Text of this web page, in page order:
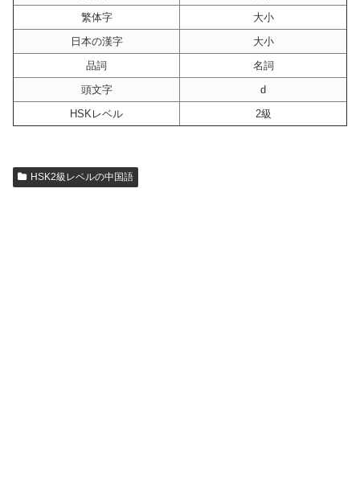
繁体字
大小
日本の漢字
大小
品詞
名詞
頭文字
d
HSKレベル
2級
HSK2級レベルの中国語